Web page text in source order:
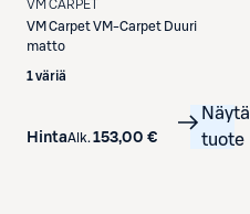
VM CARPET
VM CarpetVM-Carpet Duuri
matto
1 väriä
HintaAlk. 153,00 €
Näytä
tuote